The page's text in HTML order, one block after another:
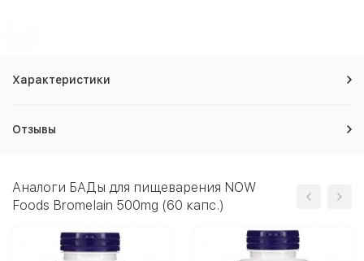
Характеристики
Отзывы
Аналоги БАДы для пищеварения NOW
Foods Bromelain 500mg (60 капс.)